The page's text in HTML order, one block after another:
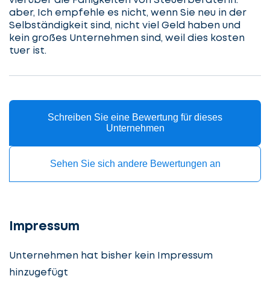
aber, Ich empfehle es nicht, wenn Sie neu in der
Selbständigkeit sind, nicht viel Geld haben und
kein großes Unternehmen sind, weil dies kosten
tuer ist.
Schreiben Sie eine Bewertung für dieses
Unternehmen
Sehen Sie sich andere Bewertungen an
Impressum
Unternehmen hat bisher kein Impressum
hinzugefügtSteuerberatung
uns